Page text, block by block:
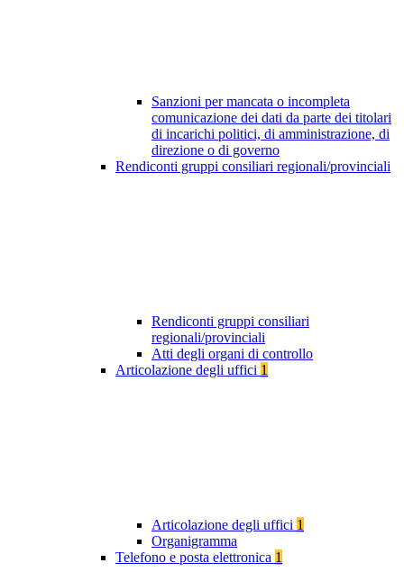
Sanzioni per mancata o incompleta
comunicazione dei dati da parte dei titolari
di incarichi politici, di amministrazione, di
direzione o di governo
Rendiconti gruppi consiliari regionali/provinciali
Rendiconti gruppi consiliari
regionali/provinciali
Atti degli organi di controllo
Articolazione degli uffici 1
Articolazione degli uffici 1
Organigramma
Telefono e posta elettronica 1